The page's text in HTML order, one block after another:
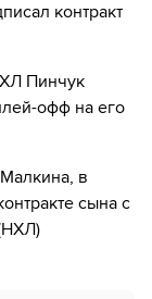
контракт
Пинчук
офф на его
в
сына с